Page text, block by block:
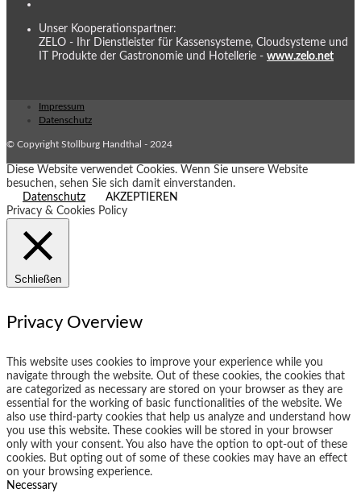
Unser Kooperationspartner:
ZELO - Ihr Dienstleister für Kassensysteme, Cloudsysteme und
IT Produkte der Gastronomie und Hotellerie - www.zelo.net
Impressum
Datenschutz
© Copyright Stollburg Handthal - 2024
Diese Website verwendet Cookies. Wenn Sie unsere Website
besuchen, sehen Sie sich damit einverstanden.
Datenschutz
AKZEPTIEREN
Privacy & Cookies Policy
Schließen
Privacy Overview
This website uses cookies to improve your experience while you
navigate through the website. Out of these cookies, the cookies that
are categorized as necessary are stored on your browser as they are
essential for the working of basic functionalities of the website. We
also use third-party cookies that help us analyze and understand how
you use this website. These cookies will be stored in your browser
only with your consent. You also have the option to opt-out of these
cookies. But opting out of some of these cookies may have an effect
on your browsing experience.
Necessary